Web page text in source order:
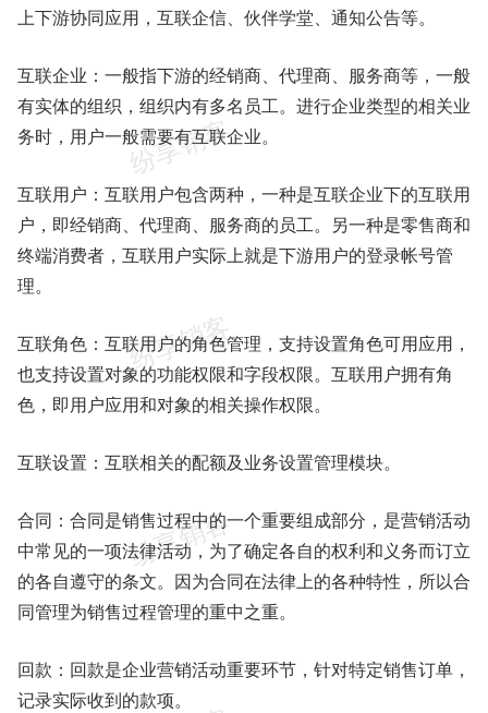
上下游协同应用，互联企信、伙伴学堂、通知公告等。
互联企业：一般指下游的经销商、代理商、服务商等，一般
有实体的组织，组织内有多名员工。进行企业类型的相关业
务时，用户一般需要有互联企业。
互联用户：互联用户包含两种，一种是互联企业下的互联用
户，即经销商、代理商、服务商的员工。另一种是零售商和
终端消费者，互联用户实际上就是下游用户的登录帐号管
理。
互联角色：互联用户的角色管理，支持设置角色可用应用，
也支持设置对象的功能权限和字段权限。互联用户拥有角
色，即用户应用和对象的相关操作权限。
互联设置：互联相关的配额及业务设置管理模块。
合同：合同是销售过程中的一个重要组成部分，是营销活动
中常见的一项法律活动，为了确定各自的权利和义务而订立
的各自遵守的条文。因为合同在法律上的各种特性，所以合
同管理为销售过程管理的重中之重。
回款：回款是企业营销活动重要环节，针对特定销售订单，
记录实际收到的款项。